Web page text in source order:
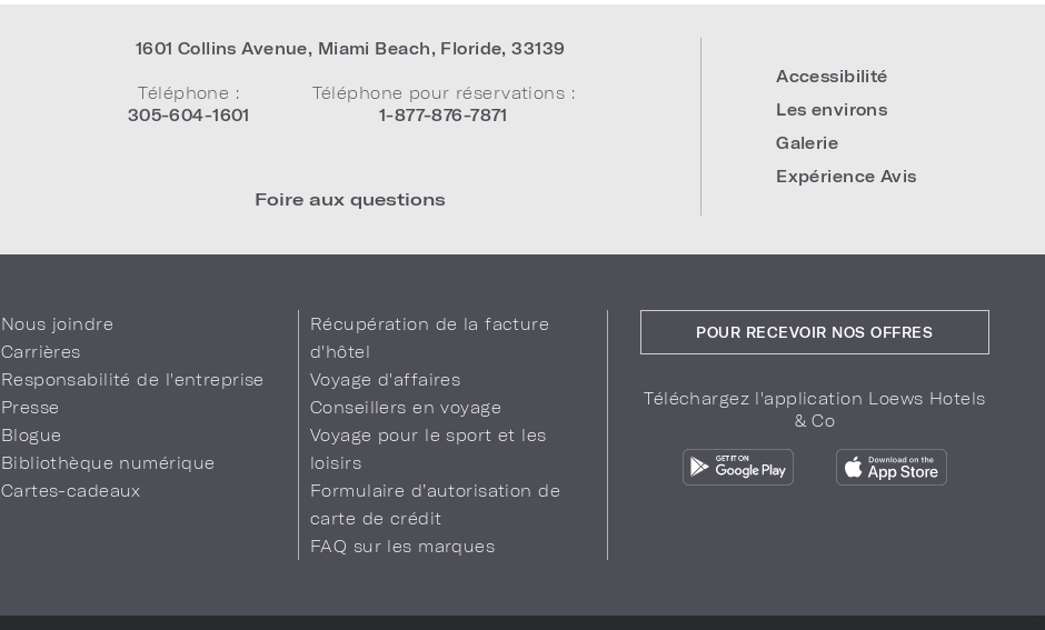
1601 Collins Avenue, Miami Beach, Floride,33139
Téléphone :
305-604-1601
Téléphone pour réservations :
1-877-876-7871
Foire aux questions
Accessibilité
Les environs
Galerie
Expérience Avis
Nous joindre
Carrières
Responsabilité de l'entreprise
Presse
Blogue
Bibliothèque numérique
Cartes-cadeaux
Récupération de la facture
d'hôtel
Voyage d'affaires
Conseillers en voyage
Voyage pour le sport et les
loisirs
Formulaire d’autorisation de
carte de crédit
FAQ sur les marques
POUR RECEVOIR NOS OFFRES
Téléchargez l'application Loews Hotels
& Co